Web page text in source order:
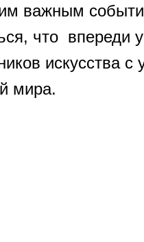
важным
что впереди
искусства
мира.